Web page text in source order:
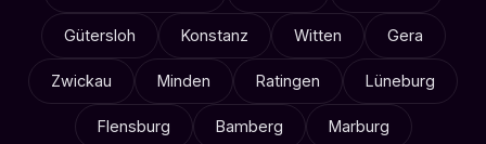
Gütersloh Konstanz Witten Gera
Zwickau Minden Ratingen Lüneburg
Flensburg Bamberg Marburg